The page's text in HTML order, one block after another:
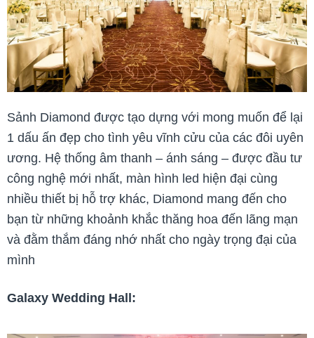
Sảnh Diamond được tạo dựng với mong muốn để lại
1 dấu ấn đẹp cho tình yêu vĩnh cửu của các đôi uyên
ương. Hệ thống âm thanh – ánh sáng – được đầu tư
công nghệ mới nhất, màn hình led hiện đại cùng
nhiều thiết bị hỗ trợ khác, Diamond mang đến cho
bạn từ những khoảnh khắc thăng hoa đến lãng mạn
và đằm thắm đáng nhớ nhất cho ngày trọng đại của
mình
Galaxy Wedding Hall: